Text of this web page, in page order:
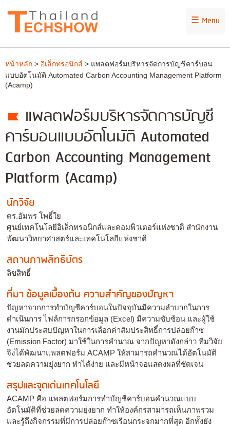
☰ Menu
หน้าหลัก > อิเล็กทรอนิกส์ > แพลตฟอร์มบริหารจัดการบัญชีคาร์บอน
แบบอัตโนมัติ Automated Carbon Accounting Management Platform
(Acamp)
แพลตฟอร์มบริหารจัดการบัญชี
คาร์บอนแบบอัตโนมัติ Automated
Carbon Accounting Management
Platform (Acamp)
นักวิจัย
ดร.อัมพร โพธิ์ใย
ศูนย์เทคโนโลยีอิเล็กทรอนิกส์และคอมพิวเตอร์แห่งชาติ สำนักงาน
พัฒนาวิทยาศาสตร์และเทคโนโลยีแห่งชาติ
สถานภาพสิทธิบัตร
ลิขสิทธิ์
ที่มา ข้อมูลเบื้องต้น ความสำคัญของปัญหา
ปัญหาจากการทำบัญชีคาร์บอนในปัจจุบันมีความลำบากในการ
ดำเนินการ ไฟล์การกรอกข้อมูล (Excel) มีความซับซ้อน และผู้ใช้
งานมักประสบปัญหาในการเลือกค่าสัมประสิทธิ์การปล่อยก๊าซ
(Emission Factor) มาใช้ในการคำนวณ จากปัญหาดังกล่าว ทีมวิจัย
จึงได้พัฒนาแพลตฟอร์ม ACAMP ให้สามารถคำนวณได้อัตโนมัติ
ช่วยลดความยุ่งยาก ทำได้ง่าย และมีหน้าจอแสดงผลที่ชัดเจน
สรุปและจุดเด่นเทคโนโลยี
ACAMP คือ แพลตฟอร์มการทำบัญชีคาร์บอนคำนวณแบบ
อัตโนมัติที่ช่วยลดความยุ่งยาก ทำให้องค์กรสามารถเห็นภาพรวม
และรู้ถึงกิจกรรมที่มีการปล่อยก๊าซเรือนกระจกมากที่สุด อีกทั้งยัง